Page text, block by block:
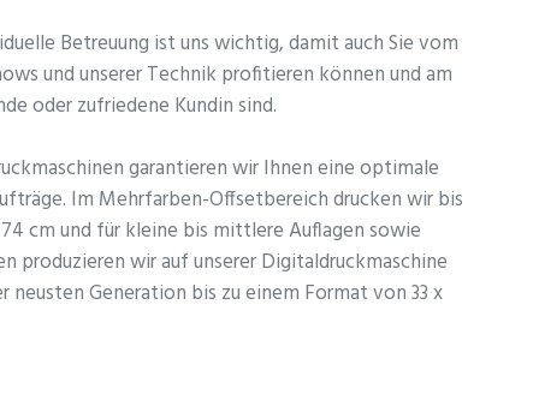
Betreuung ist uns wichtig, damit auch Sie vom
und unserer Technik profitieren können und am
oder zufriedene Kundin sind.
garantieren wir Ihnen eine optimale
Im Mehrfarben-Offsetbereich drucken wir bis
cm und für kleine bis mittlere Auflagen sowie
produzieren wir auf unserer Digitaldruckmaschine
neusten Generation bis zu einem Format von 33 x